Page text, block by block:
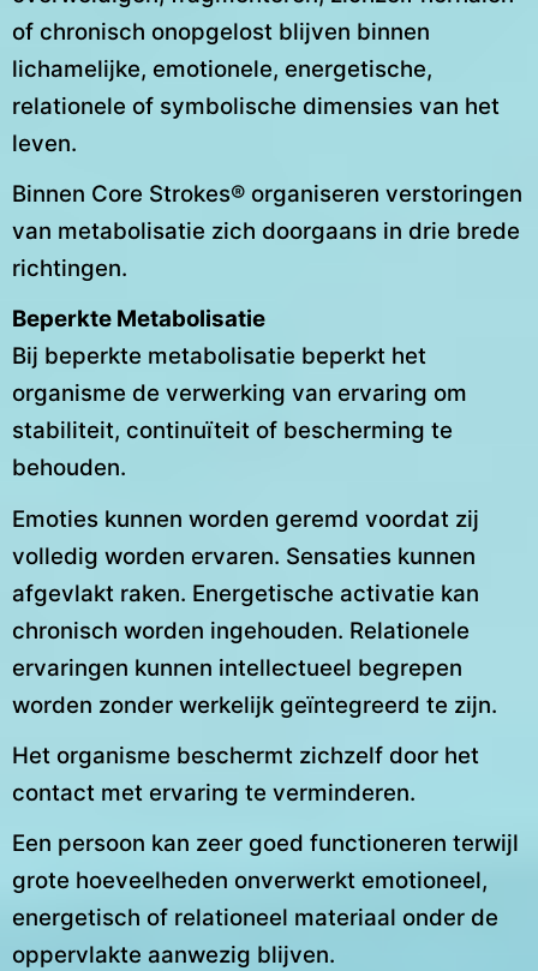
of chronisch onopgelost blijven binnen
lichamelijke, emotionele, energetische,
relationele of symbolische dimensies van het
leven.
Binnen Core Strokes® organiseren verstoringen
van metabolisatie zich doorgaans in drie brede
richtingen.
Beperkte Metabolisatie
Bij beperkte metabolisatie beperkt het
organisme de verwerking van ervaring om
stabiliteit, continuïteit of bescherming te
behouden.
Emoties kunnen worden geremd voordat zij
volledig worden ervaren. Sensaties kunnen
afgevlakt raken. Energetische activatie kan
chronisch worden ingehouden. Relationele
ervaringen kunnen intellectueel begrepen
worden zonder werkelijk geïntegreerd te zijn.
Het organisme beschermt zichzelf door het
contact met ervaring te verminderen.
Een persoon kan zeer goed functioneren terwijl
grote hoeveelheden onverwerkt emotioneel,
energetisch of relationeel materiaal onder de
oppervlakte aanwezig blijven.